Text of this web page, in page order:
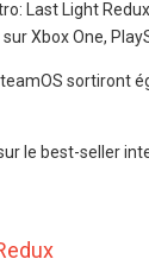
Last Light
Xbox One,
sortiront
le best-seller